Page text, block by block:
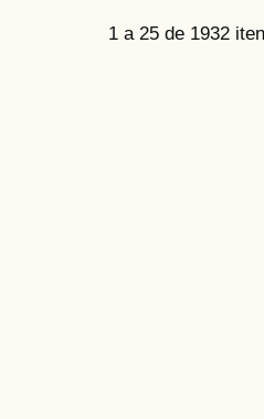
1 a 25 de 1932